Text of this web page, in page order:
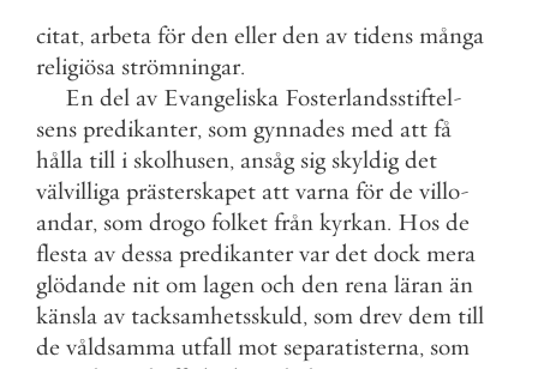
citat, arbeta för den eller den av tidens många
religiösa strömningar.
En del av Evangeliska Fosterlandsstiftel-
sens predikanter, som gynnades med att få
hålla till i skolhusen, ansåg sig skyldig det
välvilliga prästerskapet att varna för de villo-
andar, som drogo folket från kyrkan. Hos de
flesta av dessa predikanter var det dock mera
glödande nit om lagen och den rena läran än
känsla av tacksamhetsskuld, som drev dem till
de våldsamma utfall mot separatisterna, som